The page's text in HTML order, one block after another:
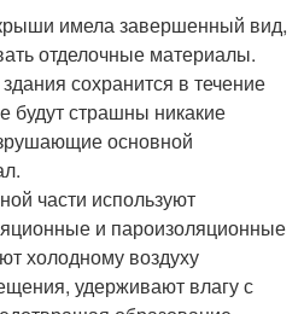
имела завершенный вид,
отделочные материалы.
сохранится в течение
будут страшны никакие
основной
части используют
и пароизоляционные
холодному воздуху
удерживают влагу с